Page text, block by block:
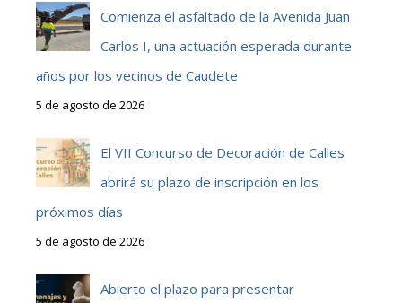
Comienza el asfaltado de la Avenida Juan
Carlos I, una actuación esperada durante
años por los vecinos de Caudete
5 de agosto de 2026
El VII Concurso de Decoración de Calles
abrirá su plazo de inscripción en los
próximos días
5 de agosto de 2026
Abierto el plazo para presentar